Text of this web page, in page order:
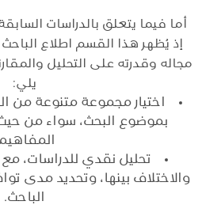
أما فيما يتعلق بالدراسات
إذ يُظهر هذا القسم اطلاع
مجاله وقدرته على التحليل
يلي:
اختيار مجموعة متنوعة من
بموضوع البحث، سواء من حيث
تحليل نقدي للدراسات،
والاختلاف بينها، وتحديد مدى
الباحث.